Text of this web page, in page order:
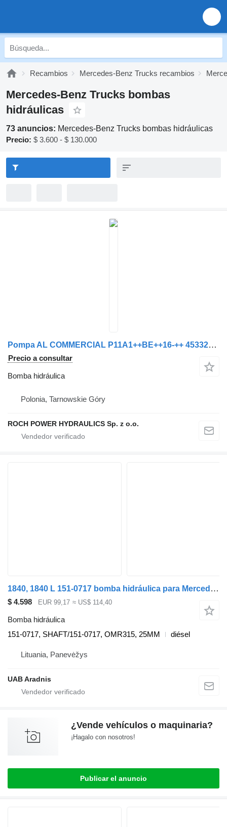
Recambios Mercedes-Benz Trucks recambios
Mercedes-Benz Trucks bombas
hidráulicas
73 anuncios: Mercedes-Benz Trucks bombas hidráulicas
Precio: $ 3.600 - $ 130.000
Pompa AL COMMERCIAL P11A1++BE++16-++ 453329110051 bomba hidráulica para Mercedes-Benz barredora
Precio a consultar
Bomba hidráulica
Polonia, Tarnowskie Góry
ROCH POWER HYDRAULICS Sp. z o.o.
1840, 1840 L 151-0717 bomba hidráulica para Mercedes-Benz ACTROS camión
$ 4.598 EUR 99,17 ≈ US$ 114,40
Bomba hidráulica
151-0717, SHAFT/151-0717, OMR315, 25MM
diésel
Lituania, Panevėžys
UAB Aradnis
¿Vende vehículos o maquinaria?
¡Hagalo con nosotros!
Publicar el anuncio